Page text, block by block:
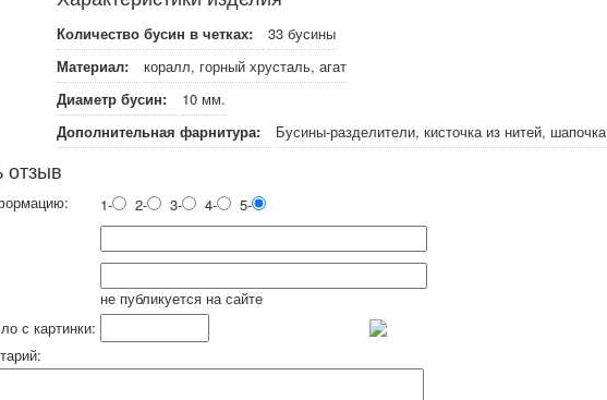
Количество бусин в четках:
33 бусины
Материал:
коралл, горный хрусталь, агат
Диаметр бусин:
10 мм.
Дополнительная фарнитура:
Бусины-разделители, кисточка из нитей, шапочка
отзыв
1- 2- 3- 4-
5-
не публикуется на сайте
с картинки: